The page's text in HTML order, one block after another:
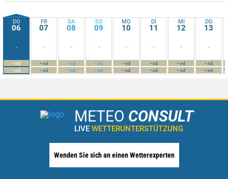
DO
06
-
-nd
-nd
FR
07
-
-nd
-nd
SA
08
-
-nd
-nd
SO
09
-
-nd
-nd
MO
10
-
-nd
-nd
DI
11
-
-nd
-nd
MI
12
-
-nd
-nd
DO
13
-
-nd
-nd
METEO CONSULT
LIVE WETTERUNTERSTÜTZUNG
Wenden Sie sich an einen Wetterexperten